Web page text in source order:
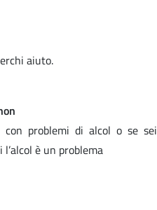
aiuto.
problemi di alcol o se sei
è un problema